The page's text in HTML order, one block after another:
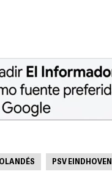
PSV EINDHOVEN